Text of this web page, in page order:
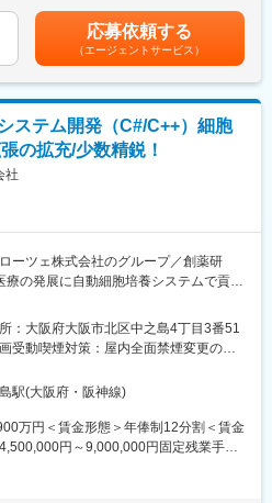
インする体制が整っています。
業務
究・設計・評価
を対象とした診断支援サービスの開発
やPOCの推進
～5名規模）、組織運営への貢献
ュースリリース対応
文レビュー、国際学会投稿
広範な事業領域のリアルデータを活用
チームを作り、個々人がその技術の専
て開発内容を分担するとともに、他部
ーダおよびチームと連携して業務を進
、週に数回程度の出社頻度での業務実施
下する可能性があります。月給(月額)は
。
応募依頼する
（エージェントサービス）
ステム開発（C#/C++）細胞
の拡充/少数精鋭！
社
ーツェ株式会社のグループ／創薬研
療の発展に自動細胞培養システムで貢献
の開発や、機能拡張などのカスタマイ
置への組み込みやデバック対応の場合
が可能です。
：大阪府大阪市北区中之島4丁目3番51
受動喫煙対策：屋内全面禁煙変更の範
駅(大阪府・阪神線)
万円＜賃金形態＞年俸制12分割＜賃金
円～9,000,000円固定残業手当/